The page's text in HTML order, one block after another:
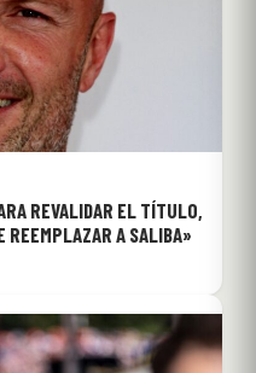
REVALIDAR EL TÍTULO,
REEMPLAZAR A SALIBA»